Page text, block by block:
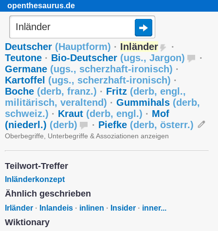
openthesaurus.de
Deutscher (Hauptform) · Inländer
·
Teutone · Bio-Deutscher (ugs., Jargon)
·
Germane (ugs., scherzhaft-ironisch) ·
Kartoffel (ugs., scherzhaft-ironisch) ·
Boche (derb, franz.) · Fritz (derb, engl.,
militärisch, veraltend) · Gummihals (derb,
schweiz.) · Kraut (derb, engl.) · Mof
(niederl.) (derb) · Piefke (derb, österr.)
Oberbegriffe, Unterbegriffe & Assoziationen anzeigen
Teilwort-Treffer
Inländerkonzept
Ähnlich geschrieben
Irländer · Inlandeis · inlinen · Insider · inner...
Wiktionary